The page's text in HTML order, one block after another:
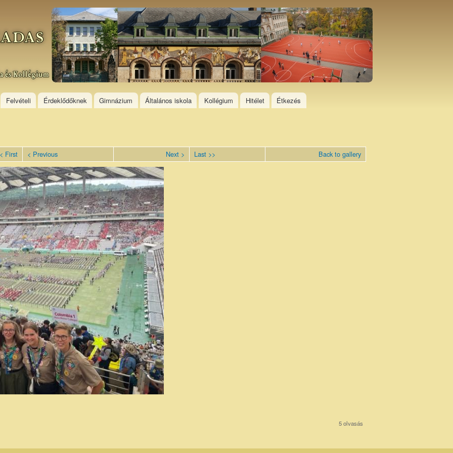
Skip to
main
content
Felvételi Érdeklődőknek Gimnázium Általános iskola Kollégium Hitélet Étkezés
First < Previous Next > Last >> Back to gallery
5 olvasás